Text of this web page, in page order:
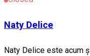
Naty Delice
Naty Delice este acum